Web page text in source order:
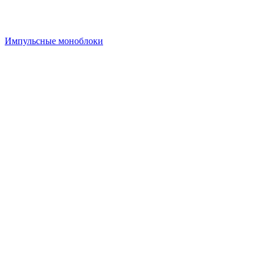
Импульсные моноблоки